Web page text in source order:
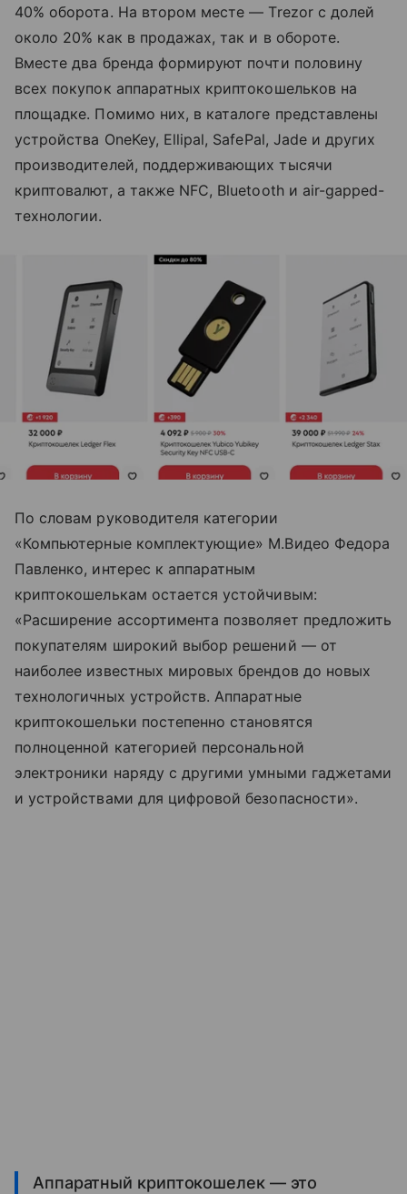
40% оборота. На втором месте — Trezor с долей
около 20% как в продажах, так и в обороте.
Вместе два бренда формируют почти половину
всех покупок аппаратных криптокошельков на
площадке. Помимо них, в каталоге представлены
устройства OneKey, Ellipal, SafePal, Jade и других
производителей, поддерживающих тысячи
криптовалют, а также NFC, Bluetooth и air-gapped-
технологии.
По словам руководителя категории
«Компьютерные комплектующие» М.Видео Федора
Павленко, интерес к аппаратным
криптокошелькам остается устойчивым:
«Расширение ассортимента позволяет предложить
покупателям широкий выбор решений — от
наиболее известных мировых брендов до новых
технологичных устройств. Аппаратные
криптокошельки постепенно становятся
полноценной категорией персональной
электроники наряду с другими умными гаджетами
и устройствами для цифровой безопасности».
Аппаратный криптокошелек — это